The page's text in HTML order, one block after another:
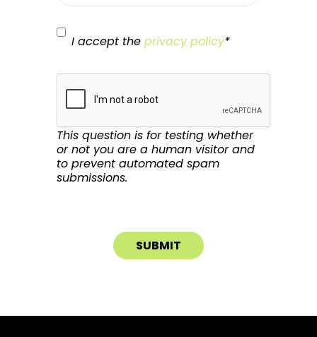
I accept the privacy policy*
This question is for testing whether
or not you are a human visitor and
to prevent automated spam
submissions.